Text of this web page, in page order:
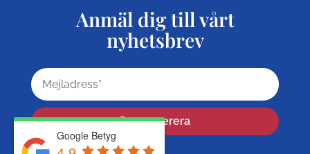
Google Betyg
Anmäl dig till vårt
nyhetsbrev
Prenumerera